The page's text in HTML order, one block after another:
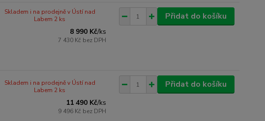
8 990 Kč/ks
7 430 Kč bez DPH
Skladem i na prodejně v Ústí nad
Labem 2 ks
Přidat do košíku
11 490 Kč/ks
9 496 Kč bez DPH
Skladem i na prodejně v Ústí nad
Labem 2 ks
Přidat do košíku